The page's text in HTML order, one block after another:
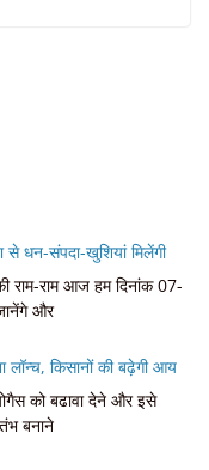
धन-संपदा-खुशियां मिलेंगी
राम-राम आज हम दिनांक 07-
और
लॉन्च, किसानों की बढ़ेगी आय
को बढावा देने और इसे
बनाने